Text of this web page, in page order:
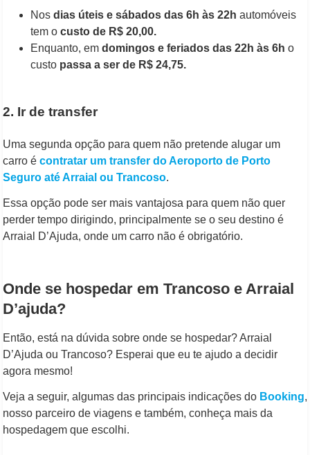
Nos dias úteis e sábados das 6h às 22h automóveis
tem o custo de R$ 20,00.
Enquanto, em domingos e feriados das 22h às 6h o
custo passa a ser de R$ 24,75.
2. Ir de transfer
Uma segunda opção para quem não pretende alugar um
carro é contratar um transfer do Aeroporto de Porto
Seguro até Arraial ou Trancoso.
Essa opção pode ser mais vantajosa para quem não quer
perder tempo dirigindo, principalmente se o seu destino é
Arraial D’Ajuda, onde um carro não é obrigatório.
Onde se hospedar em Trancoso e Arraial
D’ajuda?
Então, está na dúvida sobre onde se hospedar? Arraial
D’Ajuda ou Trancoso? Esperai que eu te ajudo a decidir
agora mesmo!
Veja a seguir, algumas das principais indicações do Booking,
nosso parceiro de viagens e também, conheça mais da
hospedagem que escolhi.